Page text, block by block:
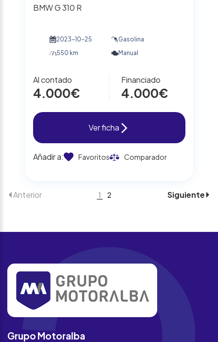
BMW G 310 R
2023-10-25
Gasolina
550 km
Manual
Al contado
4.000€
Financiado
4.000€
Ver ficha
Añadir a: Favoritos Comparador
Anterior 1 2 Siguiente
Grupo Motoralba